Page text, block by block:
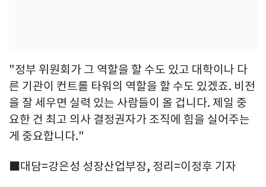
"정부 위원회가 그 역할을 할 수도 있고 대학이나 다
른 기관이 컨트롤 타워의 역할을 할 수도 있겠죠. 비전
을 잘 세우면 실력 있는 사람들이 올 겁니다. 제일 중
요한 건 최고 의사 결정권자가 조직에 힘을 실어주는
게 중요합니다."
■대담=강은성 성장산업부장, 정리=이정후 기자